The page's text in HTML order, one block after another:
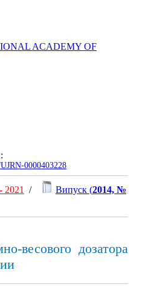
ACADEMY OF
0000403228
- 2021 / Випуск (2014, №
весового дозатора